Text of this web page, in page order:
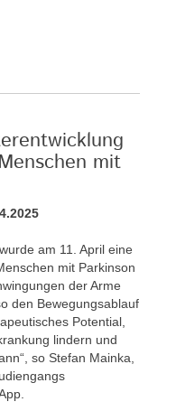
mit
am 11. April eine
mit Parkinson
der Arme
den Bewegungsablauf
Potential,
lindern und
so Stefan Mainka,